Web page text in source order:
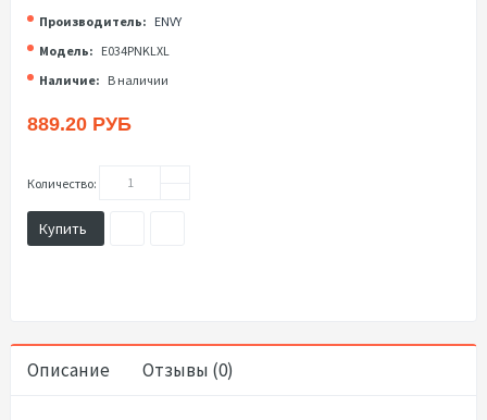
Производитель: ENVY
Модель: E034PNKLXL
Наличие: В наличии
889.20 РУБ
Количество:
Купить
Описание Отзывы (0)